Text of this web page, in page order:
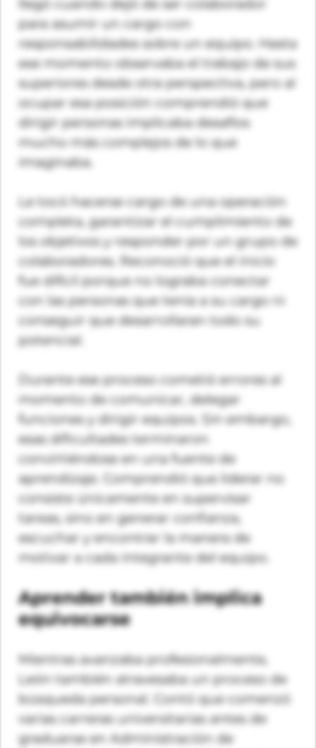
para asumir un cargo con
responsabilidades sobre un equipo. Hasta
ese momento observaba el trabajo de sus
superiores desde otra perspectiva, pero al
ocupar esa posición comprendió que
dirigir personas implicaba desafíos
mucho más complejos de lo que
imaginaba.
Le tocó hacerse cargo de una operación
completa, garantizar el cumplimiento de
los objetivos y responder por un grupo de
colaboradores. Reconoció que el inicio
fue difícil porque no lograba conectar
con las personas que tenía a su cargo ni
conseguir que desarrollaran todo su
potencial.
Durante ese proceso cometió errores al
momento de comunicar, delegar
funciones y dirigir equipos. Sin embargo,
esas dificultades terminaron
convirtiéndose en una fuente de
aprendizaje. Comprendió que liderar no
consiste únicamente en supervisar
tareas, sino en generar confianza,
escuchar y encontrar la manera de
motivar a cada integrante del equipo.
Aprender también implica
equivocarse
Mientras avanzaba profesionalmente,
León también atravesaba un proceso de
búsqueda personal. Contó que comenzó
varias carreras universitarias antes de
graduarse en Administración de